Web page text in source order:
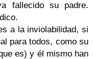
fallecido su padre.
a la inviolabilidad, si
para todos, como su
es) y él mismo han